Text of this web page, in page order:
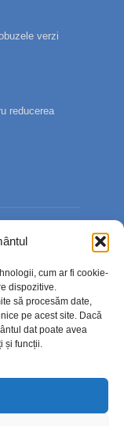
cum ar fi cookie-
dispozitive.
să procesăm date,
pe acest site. Dacă
dat poate avea
și funcții.
verzi
reducerea